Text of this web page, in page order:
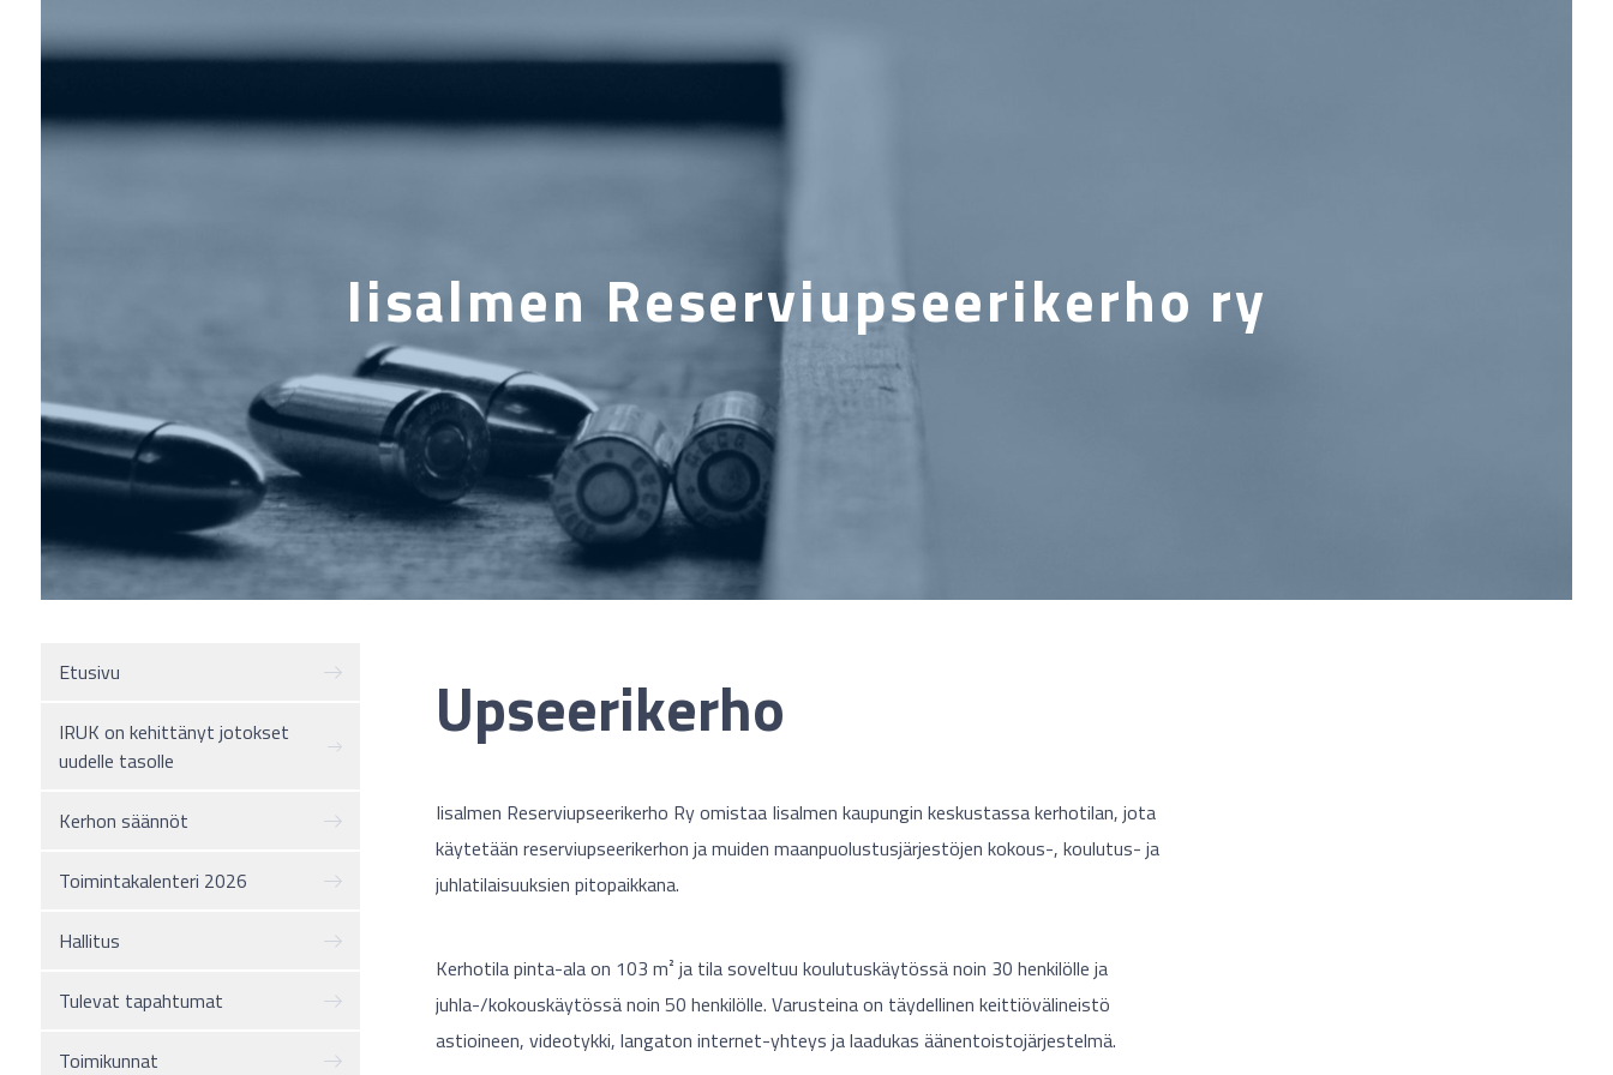
Iisalmen Reserviupseerikerho ry
Etusivu
IRUK on kehittänyt jotokset
uudelle tasolle
Kerhon säännöt
Toimintakalenteri 2026
Hallitus
Tulevat tapahtumat
Toimikunnat
Upseerikerho
Iisalmen Reserviupseerikerho Ry omistaa Iisalmen kaupungin keskustassa kerhotilan, jota
käytetään reserviupseerikerhon ja muiden maanpuolustusjärjestöjen kokous-, koulutus- ja
juhlatilaisuuksien pitopaikkana.
Kerhotila pinta-ala on 103 m² ja tila soveltuu koulutuskäytössä noin 30 henkilölle ja
juhla-/kokouskäytössä noin 50 henkilölle. Varusteina on täydellinen keittiövälineistö
astioineen, videotykki, langaton internet-yhteys ja laadukas äänentoistojärjestelmä.